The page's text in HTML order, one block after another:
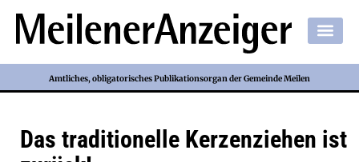
Amtliches, obligatorisches Publikationsorgan der Gemeinde Meilen
Das traditionelle Kerzenziehen ist